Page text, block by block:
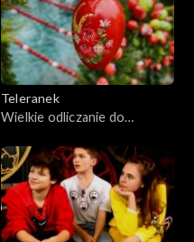
Teleranek
Wielkie odliczanie do